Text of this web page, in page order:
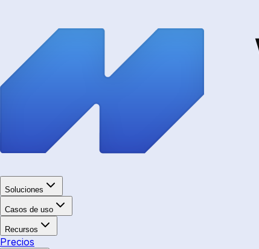
Soluciones
Casos de uso
Recursos
Precios